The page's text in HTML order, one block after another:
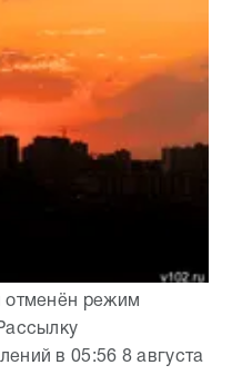
отменён режим
в 05:56 8 августа